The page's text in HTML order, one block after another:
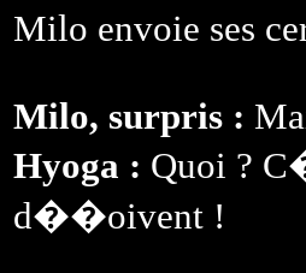
Milo envoie ses
Milo, surpris :
Hyoga : Quoi ?
d��oivent !